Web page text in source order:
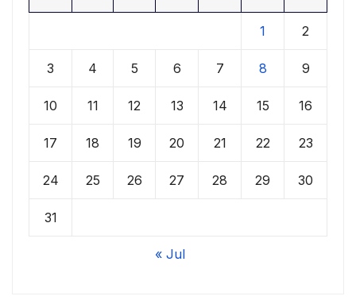
1 2
3 4 5 6 7 8 9
10 11 12 13 14 15 16
17 18 19 20 21 22 23
24 25 26 27 28 29 30
31
« Jul